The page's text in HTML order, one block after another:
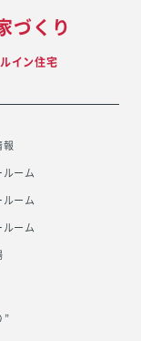
づくり
イン住宅
報
ーム
ーム
ーム
”